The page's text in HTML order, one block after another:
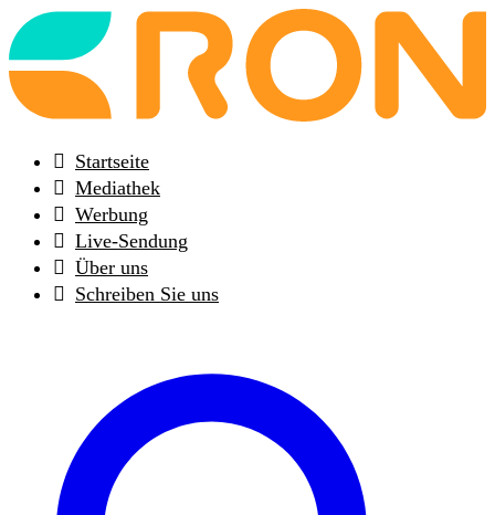
Back
to
frontpage
Startseite
Mediathek
Werbung
Live-Sendung
Über uns
Schreiben Sie uns